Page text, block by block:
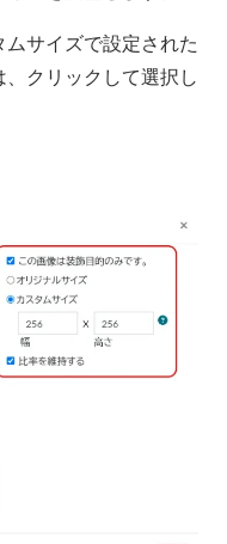
サイズで設定された
クリックして選択し